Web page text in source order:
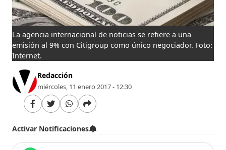
La agencia internacional de noticias se refiere a una
emisión al 9% con Citigroup como único negociador. Foto:
Internet.
Redacción
miércoles, 11 enero 2017 - 12:30
Activar Notificaciones